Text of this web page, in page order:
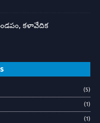
కళావేదిక
(5)
(1)
(1)